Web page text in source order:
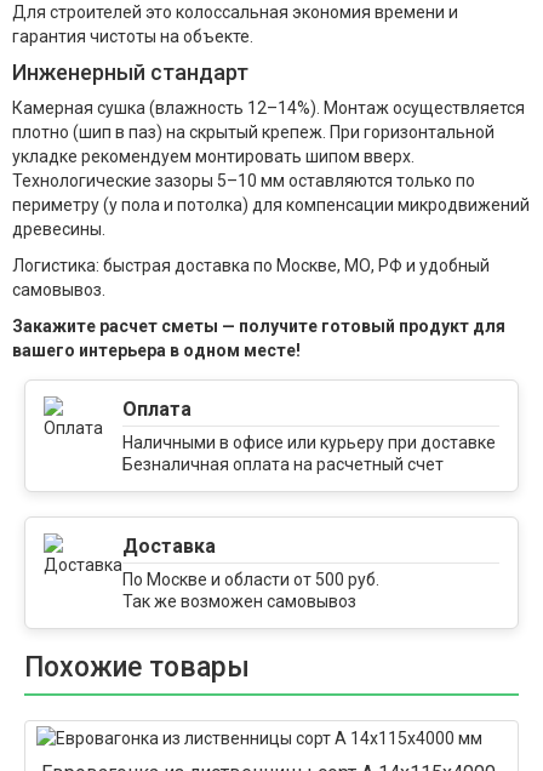
Для строителей это колоссальная экономия времени и
гарантия чистоты на объекте.
Инженерный стандарт
Камерная сушка (влажность 12–14%). Монтаж осуществляется
плотно (шип в паз) на скрытый крепеж. При горизонтальной
укладке рекомендуем монтировать шипом вверх.
Технологические зазоры 5–10 мм оставляются только по
периметру (у пола и потолка) для компенсации микродвижений
древесины.
Логистика: быстрая доставка по Москве, МО, РФ и удобный
самовывоз.
Закажите расчет сметы — получите готовый продукт для
вашего интерьера в одном месте!
Оплата
Наличными в офисе или курьеру при доставке
Безналичная оплата на расчетный счет
Доставка
По Москве и области от 500 руб.
Так же возможен самовывоз
Похожие товары